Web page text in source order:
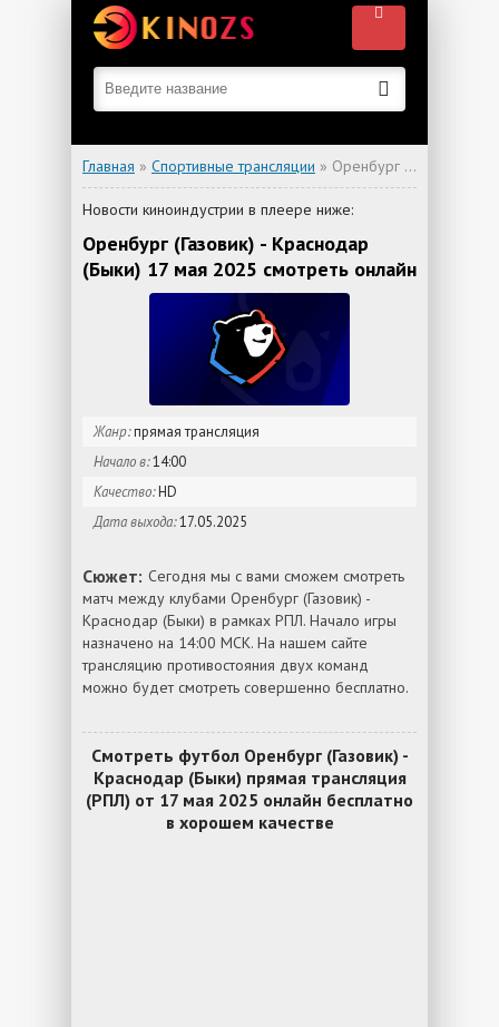
Главная » Спортивные трансляции » Оренбург (Газовик) - Краснодар (Быки)
Новости киноиндустрии в плеере ниже:
Оренбург (Газовик) - Краснодар
(Быки) 17 мая 2025 смотреть онлайн
Жанр:прямая трансляция
Начало в:14:00
Качество:HD
Дата выхода:17.05.2025
Сюжет: Сегодня мы с вами сможем смотреть
матч между клубами Оренбург (Газовик) -
Краснодар (Быки) в рамках РПЛ. Начало игры
назначено на 14:00 МСК. На нашем сайте
трансляцию противостояния двух команд
можно будет смотреть совершенно бесплатно.
Смотреть футбол Оренбург (Газовик) -
Краснодар (Быки) прямая трансляция
(РПЛ) от 17 мая 2025 онлайн бесплатно
в хорошем качестве